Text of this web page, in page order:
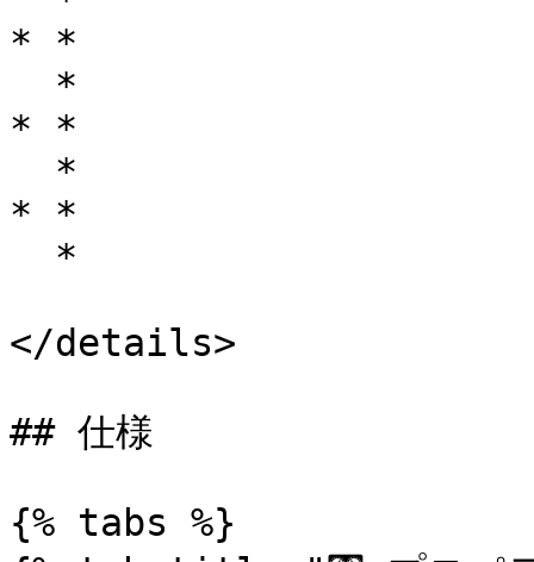
* *
* *
* *
</details>
## 仕様
{% tabs %}